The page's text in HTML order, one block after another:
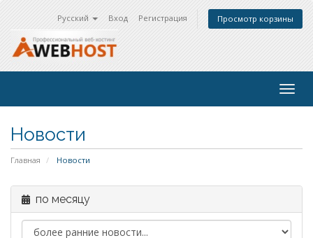
Русский Вход Регистрация Просмотр корзины
Новости
Главная Новости
по месяцу